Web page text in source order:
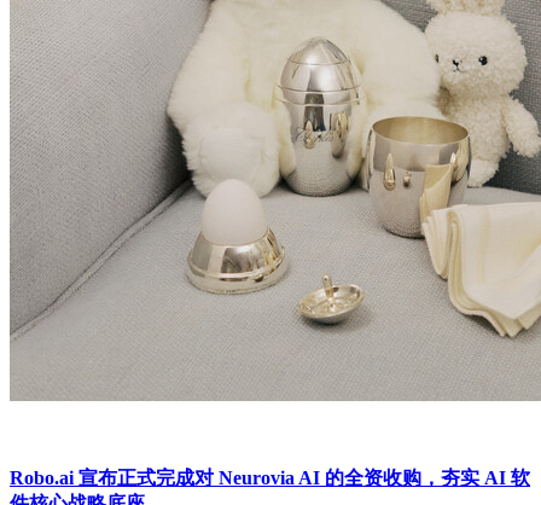
Robo.ai 宣布正式完成对 Neurovia AI 的全资收购，夯实 AI 软